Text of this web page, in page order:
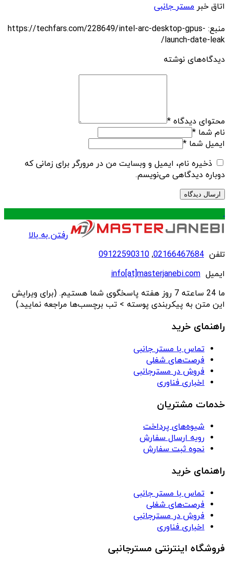
اتاق خبر مستر جانبی
منبع: https://techfars.com/228649/intel-arc-desktop-gpus-
launch-date-leak/
دیدگاه‌های نوشته
محتوای دیدگاه *
نام شما *
ایمیل شما *
ذخیره نام، ایمیل و وبسایت من در مرورگر برای زمانی که
دوباره دیدگاهی می‌نویسم.
.
رفتن به بالا
تلفن 02166467684
,
09122590310
ایمیل info[at]masterjanebi.com
ما 24 ساعته 7 روز هفته پاسخگوی شما هستیم. (برای ویرایش
این متن به پیکربندی پوسته > تب برچسب‌ها مراجعه نمایید.)
راهنمای خرید
تماس با مستر جانبی
فرصت‌های شغلی
فروش در مسترجانبی
اخباری فناوری
خدمات مشتریان
شیوه‌های پرداخت
رویه ارسال سفارش
نحوه ثبت سفارش
راهنمای خرید
تماس با مستر جانبی
فرصت‌های شغلی
فروش در مسترجانبی
اخباری فناوری
فروشگاه اینترنتی مسترجانبی